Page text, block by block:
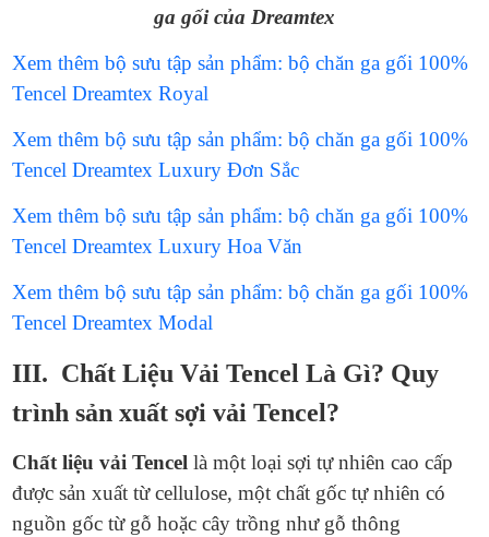
ga gối của Dreamtex
Xem thêm bộ sưu tập sản phẩm: bộ chăn ga gối 100%
Tencel Dreamtex Royal
Xem thêm bộ sưu tập sản phẩm: bộ chăn ga gối 100%
Tencel Dreamtex Luxury Đơn Sắc
Xem thêm bộ sưu tập sản phẩm: bộ chăn ga gối 100%
Tencel Dreamtex Luxury Hoa Văn
Xem thêm bộ sưu tập sản phẩm: bộ chăn ga gối 100%
Tencel Dreamtex Modal
III. Chất Liệu Vải Tencel Là Gì? Quy
trình sản xuất sợi vải Tencel?
Chất liệu vải Tencel là một loại sợi tự nhiên cao cấp
được sản xuất từ cellulose, một chất gốc tự nhiên có
nguồn gốc từ gỗ hoặc cây trồng như gỗ thông